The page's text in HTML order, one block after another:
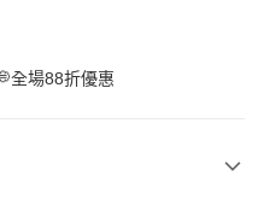
全場88折優惠